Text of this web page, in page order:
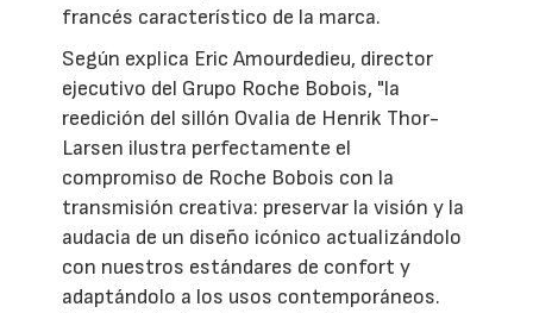
francés característico de la marca.
Según explica Eric Amourdedieu, director
ejecutivo del Grupo Roche Bobois, "la
reedición del sillón Ovalia de Henrik Thor-
Larsen ilustra perfectamente el
compromiso de Roche Bobois con la
transmisión creativa: preservar la visión y la
audacia de un diseño icónico actualizándolo
con nuestros estándares de confort y
adaptándolo a los usos contemporáneos.